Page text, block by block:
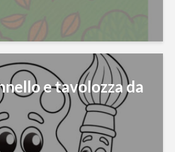
e tavolozza da